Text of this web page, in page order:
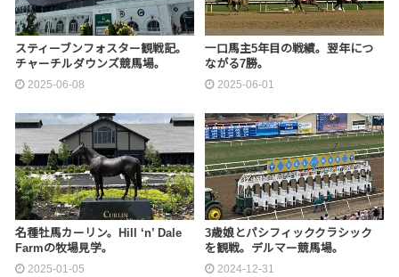
スティーブンフォスター観戦記。
チャーチルダウンズ競馬場。
2025-06-08
一口馬主5年目の戦績。翌年につ
ながる7勝。
2025-06-01
名種牡馬カーリン。Hill ‘n’ Dale
Farmの牧場見学。
2025-01-05
3歳娘とパシフィッククラシック
を観戦。デルマー競馬場。
2024-12-31